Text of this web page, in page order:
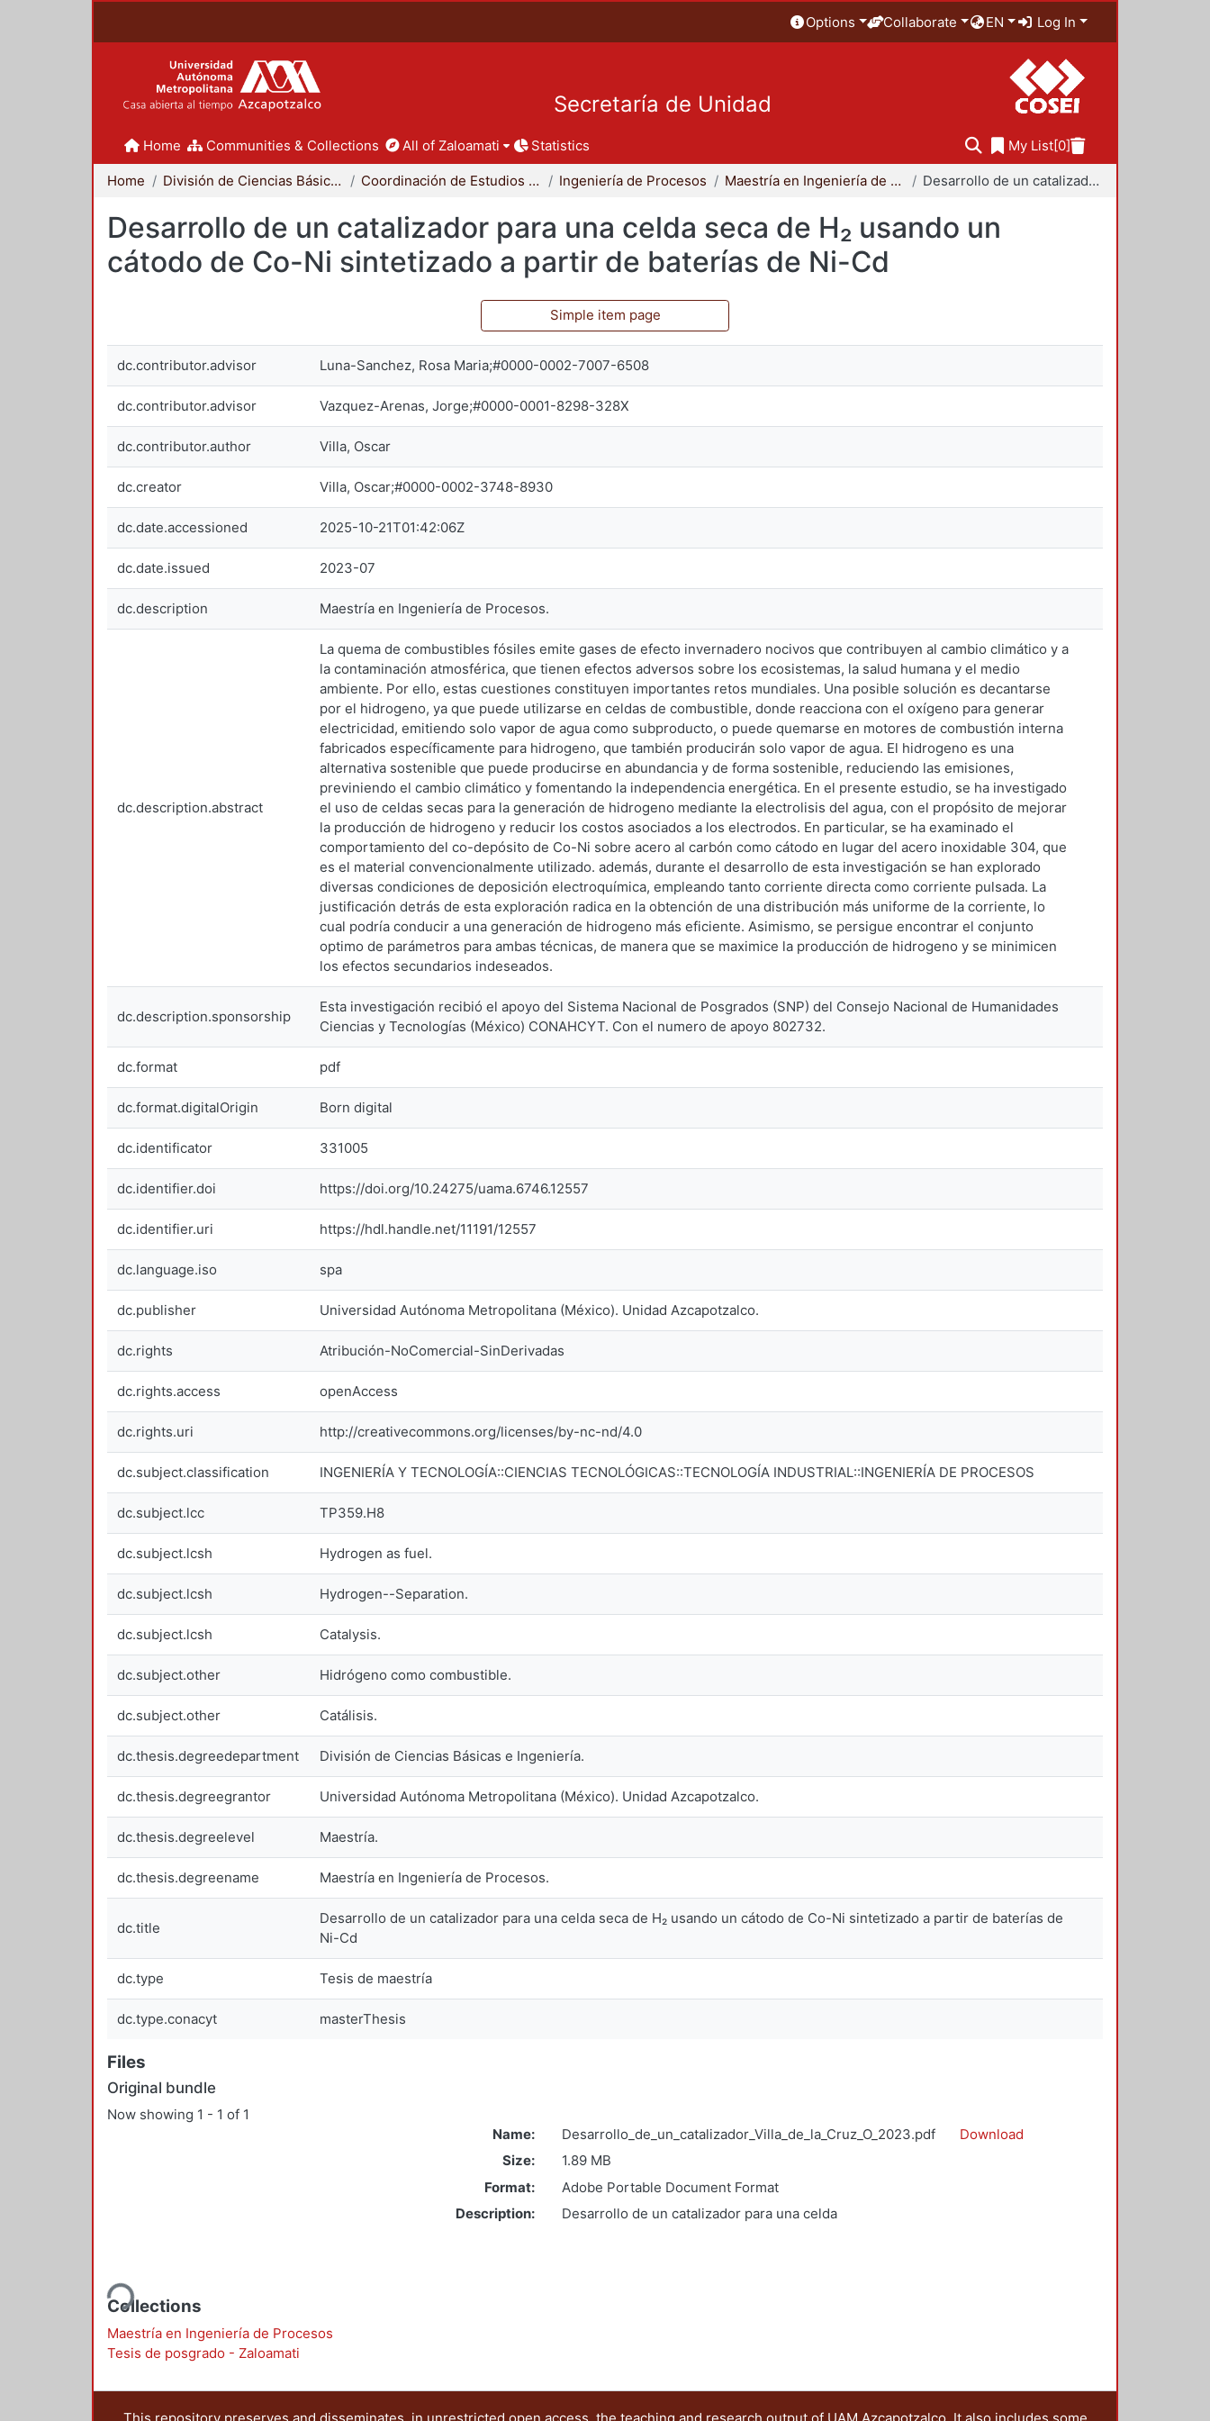
Options Collaborate EN Log In
Secretaría de Unidad
Home Communities & Collections All of Zaloamati Statistics My List[0]
Home División de Ciencias Básicas e Ingeniería Coordinación de Estudios de Posgrado - CBI Ingeniería de Procesos Maestría en Ingeniería de Procesos Desarrollo de un catalizador para una celda seca de H₂ usando un cátodo de Co-Ni sintetizado a partir de baterías de Ni-Cd
Desarrollo de un catalizador para una celda seca de H₂ usando un
cátodo de Co-Ni sintetizado a partir de baterías de Ni-Cd
Simple item page
dc.contributor.advisor Luna-Sanchez, Rosa Maria;#0000-0002-7007-6508
dc.contributor.advisor Vazquez-Arenas, Jorge;#0000-0001-8298-328X
dc.contributor.author Villa, Oscar
dc.creator Villa, Oscar;#0000-0002-3748-8930
dc.date.accessioned 2025-10-21T01:42:06Z
dc.date.issued 2023-07
dc.description Maestría en Ingeniería de Procesos.
dc.description.abstract
La quema de combustibles fósiles emite gases de efecto invernadero nocivos que contribuyen al cambio climático y a
la contaminación atmosférica, que tienen efectos adversos sobre los ecosistemas, la salud humana y el medio
ambiente. Por ello, estas cuestiones constituyen importantes retos mundiales. Una posible solución es decantarse
por el hidrogeno, ya que puede utilizarse en celdas de combustible, donde reacciona con el oxígeno para generar
electricidad, emitiendo solo vapor de agua como subproducto, o puede quemarse en motores de combustión interna
fabricados específicamente para hidrogeno, que también producirán solo vapor de agua. El hidrogeno es una
alternativa sostenible que puede producirse en abundancia y de forma sostenible, reduciendo las emisiones,
previniendo el cambio climático y fomentando la independencia energética. En el presente estudio, se ha investigado
el uso de celdas secas para la generación de hidrogeno mediante la electrolisis del agua, con el propósito de mejorar
la producción de hidrogeno y reducir los costos asociados a los electrodos. En particular, se ha examinado el
comportamiento del co-depósito de Co-Ni sobre acero al carbón como cátodo en lugar del acero inoxidable 304, que
es el material convencionalmente utilizado. además, durante el desarrollo de esta investigación se han explorado
diversas condiciones de deposición electroquímica, empleando tanto corriente directa como corriente pulsada. La
justificación detrás de esta exploración radica en la obtención de una distribución más uniforme de la corriente, lo
cual podría conducir a una generación de hidrogeno más eficiente. Asimismo, se persigue encontrar el conjunto
optimo de parámetros para ambas técnicas, de manera que se maximice la producción de hidrogeno y se minimicen
los efectos secundarios indeseados.
dc.description.sponsorship
Esta investigación recibió el apoyo del Sistema Nacional de Posgrados (SNP) del Consejo Nacional de Humanidades
Ciencias y Tecnologías (México) CONAHCYT. Con el numero de apoyo 802732.
dc.format pdf
dc.format.digitalOrigin Born digital
dc.identificator 331005
dc.identifier.doi https://doi.org/10.24275/uama.6746.12557
dc.identifier.uri https://hdl.handle.net/11191/12557
dc.language.iso spa
dc.publisher Universidad Autónoma Metropolitana (México). Unidad Azcapotzalco.
dc.rights Atribución-NoComercial-SinDerivadas
dc.rights.access openAccess
dc.rights.uri http://creativecommons.org/licenses/by-nc-nd/4.0
dc.subject.classification INGENIERÍA Y TECNOLOGÍA::CIENCIAS TECNOLÓGICAS::TECNOLOGÍA INDUSTRIAL::INGENIERÍA DE PROCESOS
dc.subject.lcc TP359.H8
dc.subject.lcsh Hydrogen as fuel.
dc.subject.lcsh Hydrogen--Separation.
dc.subject.lcsh Catalysis.
dc.subject.other Hidrógeno como combustible.
dc.subject.other Catálisis.
dc.thesis.degreedepartment División de Ciencias Básicas e Ingeniería.
dc.thesis.degreegrantor Universidad Autónoma Metropolitana (México). Unidad Azcapotzalco.
dc.thesis.degreelevel Maestría.
dc.thesis.degreename Maestría en Ingeniería de Procesos.
dc.title
Desarrollo de un catalizador para una celda seca de H₂ usando un cátodo de Co-Ni sintetizado a partir de baterías de
Ni-Cd
dc.type Tesis de maestría
dc.type.conacyt masterThesis
Files
Original bundle
Now showing 1 - 1 of 1
Loading...
Name:
Desarrollo_de_un_catalizador_Villa_de_la_Cruz_O_2023.pdf
Size:
1.89 MB
Format:
Adobe Portable Document Format
Description:
Desarrollo de un catalizador para una celda
Download
Collections
Maestría en Ingeniería de Procesos
Tesis de posgrado - Zaloamati
This repository preserves and disseminates, in unrestricted open access, the teaching and research output of UAM Azcapotzalco. It also includes some